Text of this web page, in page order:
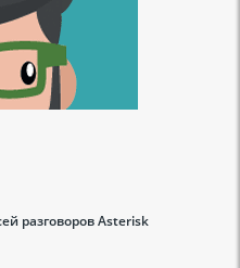
разговоров Asterisk